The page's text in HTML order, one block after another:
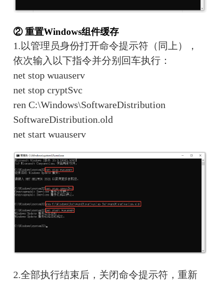
② 重置Windows组件缓存
1.以管理员身份打开命令提示符（同上），
依次输入以下指令并分别回车执行：
net stop wuauserv
net stop cryptSvc
ren C:\Windows\SoftwareDistribution
SoftwareDistribution.old
net start wuauserv
2.全部执行结束后，关闭命令提示符，重新